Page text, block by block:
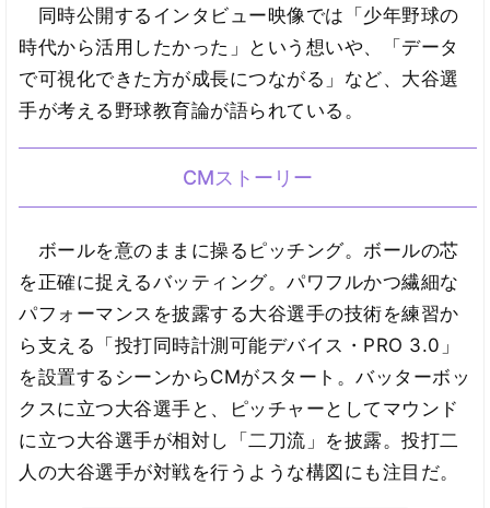
同時公開するインタビュー映像では「少年野球の
時代から活用したかった」という想いや、「データ
で可視化できた方が成長につながる」など、大谷選
手が考える野球教育論が語られている。
CMストーリー
ボールを意のままに操るピッチング。ボールの芯
を正確に捉えるバッティング。パワフルかつ繊細な
パフォーマンスを披露する大谷選手の技術を練習か
ら支える「投打同時計測可能デバイス・PRO 3.0」
を設置するシーンからCMがスタート。バッターボッ
クスに立つ大谷選手と、ピッチャーとしてマウンド
に立つ大谷選手が相対し「二刀流」を披露。投打二
人の大谷選手が対戦を行うような構図にも注目だ。